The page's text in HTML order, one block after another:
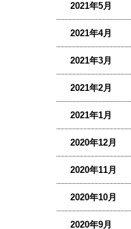
2021年5月
2021年4月
2021年3月
2021年2月
2021年1月
2020年12月
2020年11月
2020年10月
2020年9月